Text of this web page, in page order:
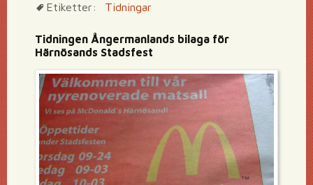
Etiketter:
Tidningar
Tidningen Ångermanlands bilaga för
Härnösands Stadsfest